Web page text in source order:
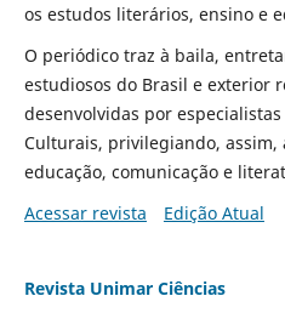
os estudos literários, ensino e
O periódico traz à baila,
estudiosos do Brasil e exterior
desenvolvidas por
Culturais, privilegiando,
educação, comunicação e
Acessar revista
Edição Atual
Revista Unimar Ciências